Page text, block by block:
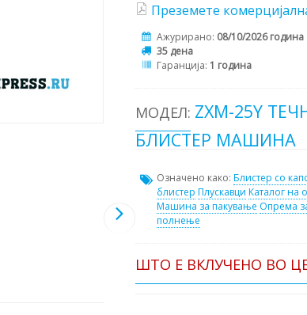
Преземете
Ажурирано: 08/10/2026 година
35 дена
Гаранција: 1 година
МОДЕЛ: ZXM-25Y
БЛИСТЕР МАШИНА
Означено како: Блистер со
блистер Плускавци Каталог на
Машина за пакување Опрема
полнење
ШТО Е ВКЛУЧЕНО ВО